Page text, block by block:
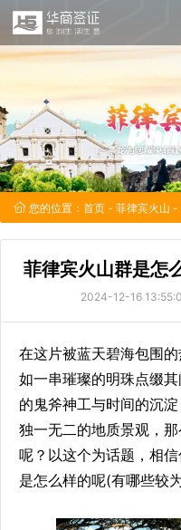
您的位置： 首页 - 菲律宾火山 -
菲律宾火山群是怎
2024-12-16
在这片被蓝天碧海包围
如一串璀璨的明珠点缀
的鬼斧神工与时间的沉
独一无二的地质景观，
呢？以这个为话题，相
是怎么样的呢(有哪些较